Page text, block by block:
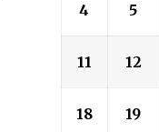
4 5
11 12
18 19